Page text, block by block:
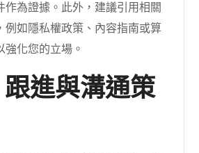
作為證據。此外，建議引用相關
例如隱私權政策、內容指南或算
化您的立場。
進與溝通策